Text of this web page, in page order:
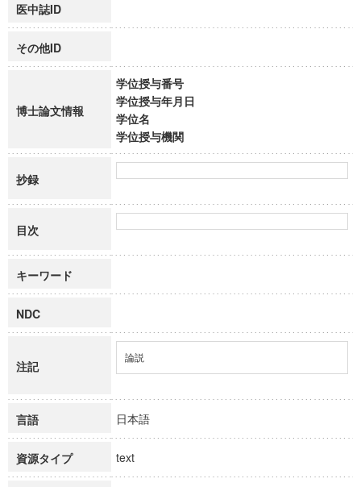
医中誌ID
その他ID
博士論文情報
学位授与番号
学位授与年月日
学位名
学位授与機関
抄録
目次
キーワード
NDC
注記
論説
言語 日本語
資源タイプ text